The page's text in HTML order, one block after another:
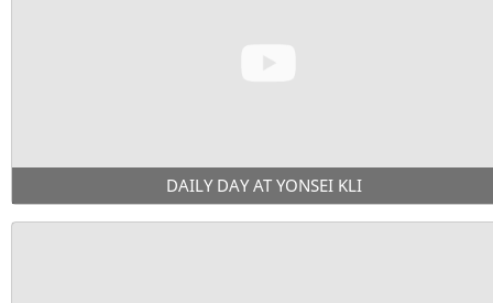
DAILY DAY AT YONSEI KLI